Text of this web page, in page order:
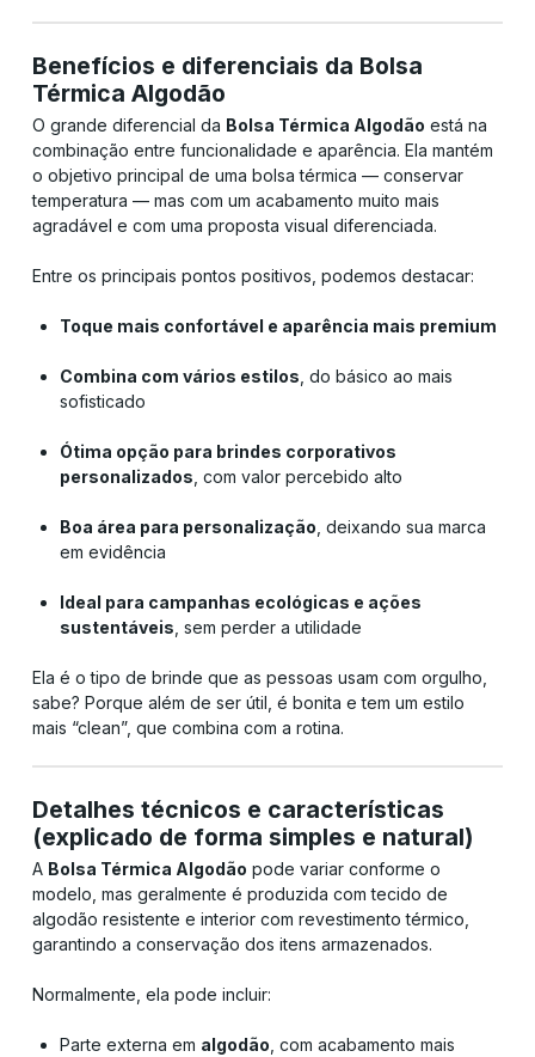
Benefícios e diferenciais da Bolsa
Térmica Algodão
O grande diferencial da Bolsa Térmica Algodão está na
combinação entre funcionalidade e aparência. Ela mantém
o objetivo principal de uma bolsa térmica — conservar
temperatura — mas com um acabamento muito mais
agradável e com uma proposta visual diferenciada.
Entre os principais pontos positivos, podemos destacar:
Toque mais confortável e aparência mais premium
Combina com vários estilos , do básico ao mais
sofisticado
Ótima opção para brindes corporativos
personalizados , com valor percebido alto
Boa área para personalização , deixando sua marca
em evidência
Ideal para campanhas ecológicas e ações
sustentáveis , sem perder a utilidade
Ela é o tipo de brinde que as pessoas usam com orgulho,
sabe? Porque além de ser útil, é bonita e tem um estilo
mais “clean”, que combina com a rotina.
Detalhes técnicos e características
(explicado de forma simples e natural)
A Bolsa Térmica Algodão pode variar conforme o
modelo, mas geralmente é produzida com tecido de
algodão resistente e interior com revestimento térmico,
garantindo a conservação dos itens armazenados.
Normalmente, ela pode incluir:
Parte externa em algodão , com acabamento mais